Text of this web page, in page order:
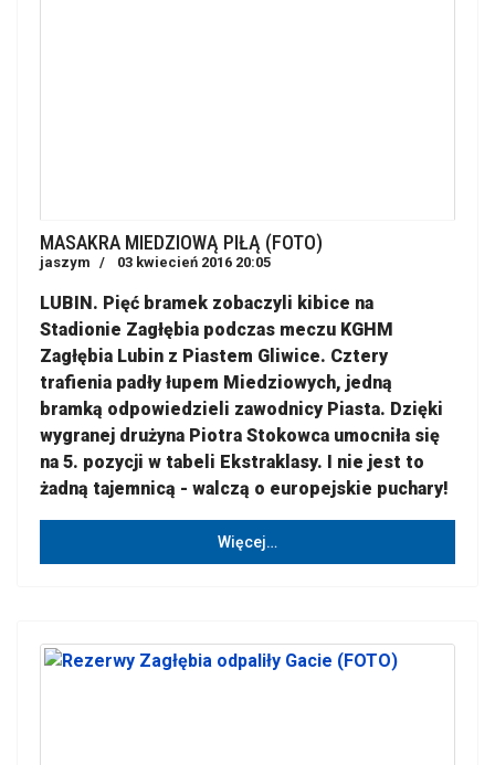
MASAKRA MIEDZIOWĄ PIŁĄ (FOTO)
jaszym 03 kwiecień 2016 20:05
LUBIN. Pięć bramek zobaczyli kibice na
Stadionie Zagłębia podczas meczu KGHM
Zagłębia Lubin z Piastem Gliwice. Cztery
trafienia padły łupem Miedziowych, jedną
bramką odpowiedzieli zawodnicy Piasta. Dzięki
wygranej drużyna Piotra Stokowca umocniła się
na 5. pozycji w tabeli Ekstraklasy. I nie jest to
żadną tajemnicą - walczą o europejskie puchary!
Więcej…